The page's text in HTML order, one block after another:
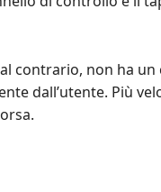
contrario, non ha
dall’utente. Più